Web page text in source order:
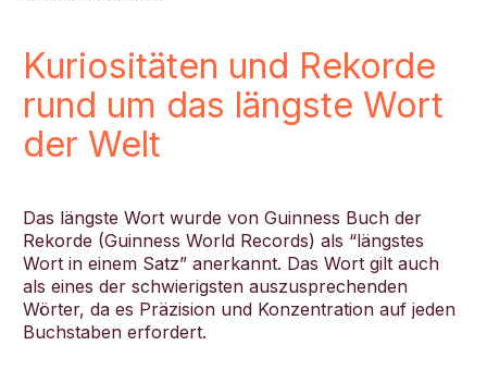
Kuriositäten und Rekorde
rund um das längste Wort
der Welt
Das längste Wort wurde von Guinness Buch der
Rekorde (Guinness World Records) als “längstes
Wort in einem Satz” anerkannt. Das Wort gilt auch
als eines der schwierigsten auszusprechenden
Wörter, da es Präzision und Konzentration auf jeden
Buchstaben erfordert.